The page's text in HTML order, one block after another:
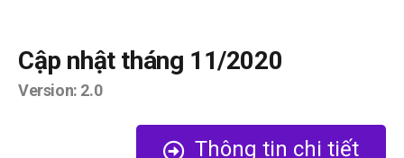
Cập nhật tháng 11/2020
Version: 2.0
Thông tin chi tiết